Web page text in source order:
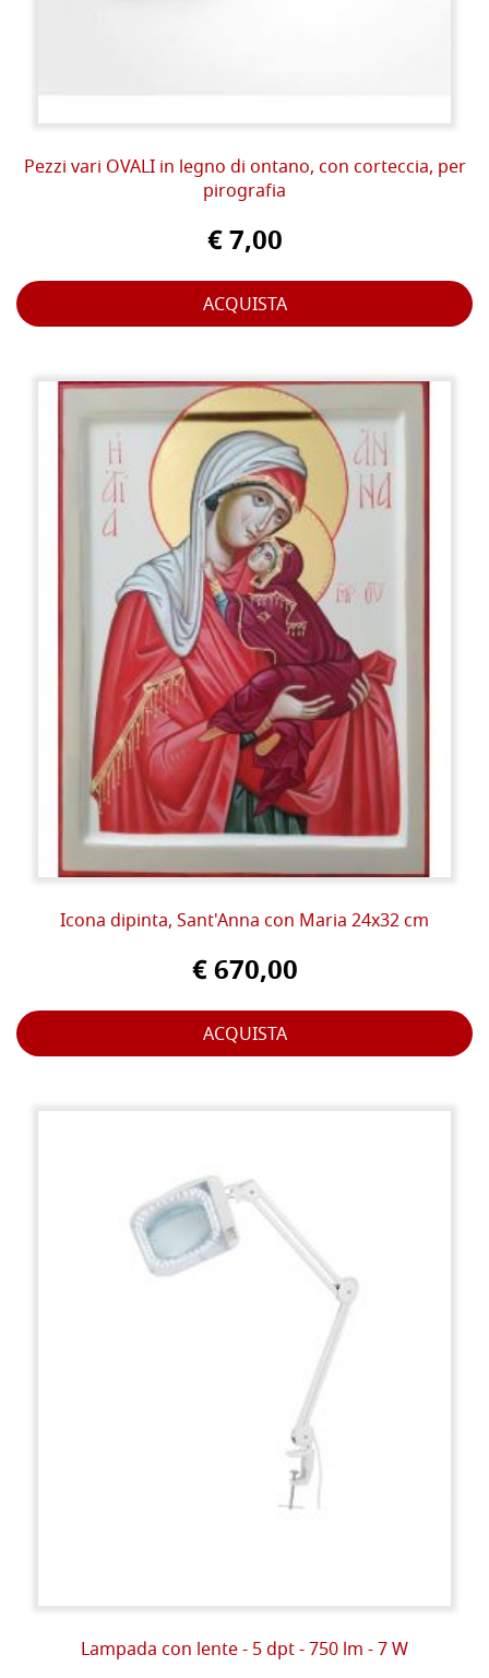
Pezzi vari OVALI in legno di ontano, con corteccia, per
pirografia
€ 7,00
ACQUISTA
Icona dipinta, Sant'Anna con Maria 24x32 cm
€ 670,00
ACQUISTA
Lampada con lente - 5 dpt - 750 lm - 7 W